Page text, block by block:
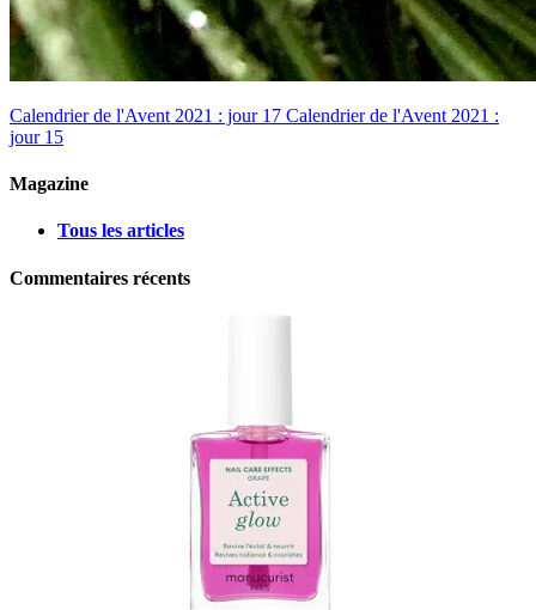
Calendrier de l'Avent 2021 : jour 17 Calendrier de l'Avent 2021 :
jour 15
Magazine
Tous les articles
Commentaires récents